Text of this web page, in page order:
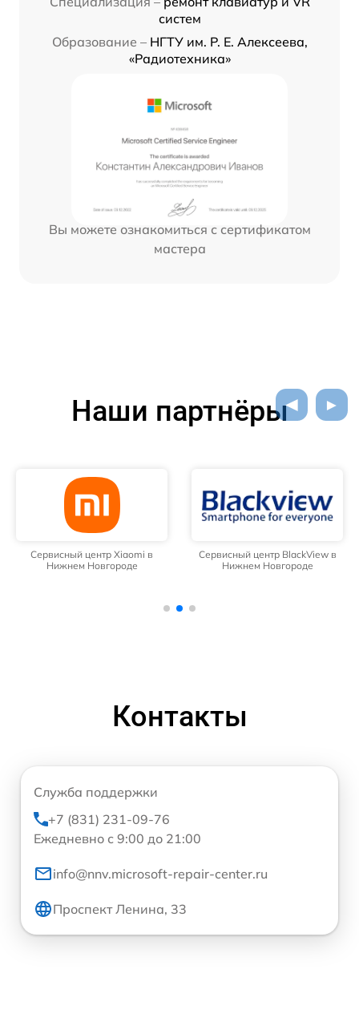
систем
Образование – НГТУ им. Р. Е. Алексеева,
«Радиотехника»
Вы можете ознакомиться с сертификатом
мастера
Наши партнёры
Сервисный центр Xiaomi в
Нижнем Новгороде
Сервисный центр BlackView в
Нижнем Новгороде
Контакты
Служба поддержки
+7 (831) 231-09-76
Ежедневно с 9:00 до 21:00
info@nnv.microsoft-repair-center.ru
Проспект Ленина, 33